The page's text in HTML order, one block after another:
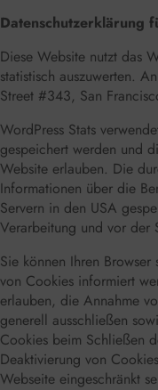
Datenschutzerklärung
Diese Website nutzt das
statistisch auszuwerten.
Street #343, San
WordPress Stats
gespeichert werden und
Website erlauben. Die
Informationen über die
Servern in den USA
Verarbeitung und vor der
Sie können Ihren
von Cookies informiert
erlauben, die Annahme
generell ausschließen
Cookies beim Schließen
Deaktivierung von
Webseite eingeschränkt